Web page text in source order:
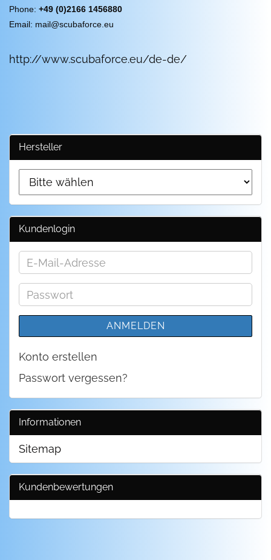
Phone: +49 (0)2166 1456880
Email: mail@scubaforce.eu
http://www.scubaforce.eu/de-de/
Hersteller
Kundenlogin
E-
Adresse
Passwort
ANMELDEN
Konto erstellen
Passwort vergessen?
Informationen
Sitemap
Kundenbewertungen